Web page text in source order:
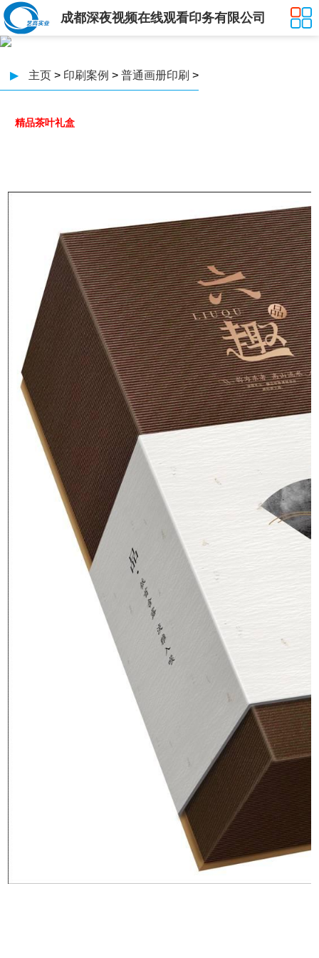
成都深夜视频在线观看印务有限公司
▶ 主页 > 印刷案例 > 普通画册印刷 >
精品茶叶礼盒